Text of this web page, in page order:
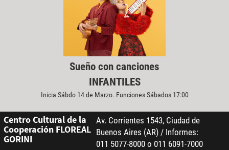
Sueño con canciones
INFANTILES
Inicia Sábdo 14 de Marzo. Funciones Sábados 17:00
Centro Cultural de la
Cooperación FLOREAL
GORINI
Av. Corrientes 1543, Ciudad de
Buenos Aires (AR) / Informes:
011 5077-8000 o 011 6091-7000